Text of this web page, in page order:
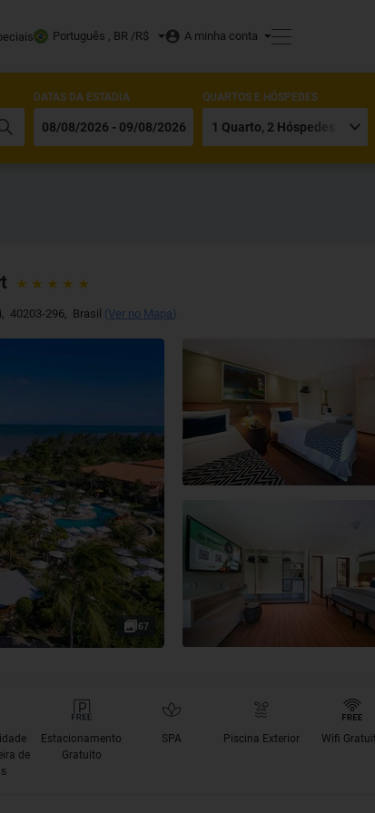
Português , BR /R$ A minha conta
DATAS DA ESTADIA QUARTOS E HÓSPEDES
, 40203-296, Brasil (Ver no Mapa)
67
de
Estacionamento
Gratuito
SPA Piscina Exterior Wifi